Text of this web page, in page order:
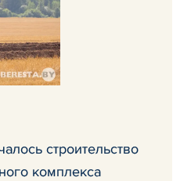
строительство
комплекса